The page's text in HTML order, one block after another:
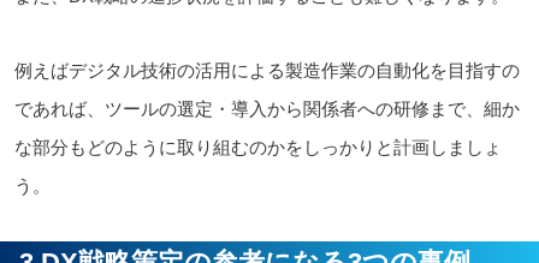
例えばデジタル技術の活用による製造作業の自動化を目指すの
であれば、ツールの選定・導入から関係者への研修まで、細か
な部分もどのように取り組むのかをしっかりと計画しましょ
う。